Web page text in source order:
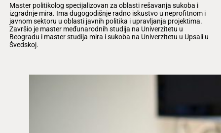
Master politikolog specijalizovan za oblasti rešavanja sukoba i
izgradnje mira. Ima dugogodišnje radno iskustvo u neprofitnom i
javnom sektoru u oblasti javnih politika i upravljanja projektima.
Završio je master međunarodnih studija na Univerzitetu u
Beogradu i master studija mira i sukoba na Univerzitetu u Upsali u
Švedskoj.